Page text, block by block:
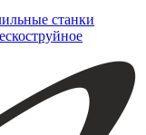
станки